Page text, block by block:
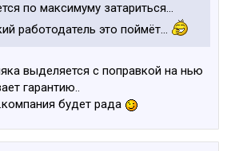
по максимуму затариться...
работодатель это поймёт...
выделяется с поправкой на нью
гарантию..
будет рада